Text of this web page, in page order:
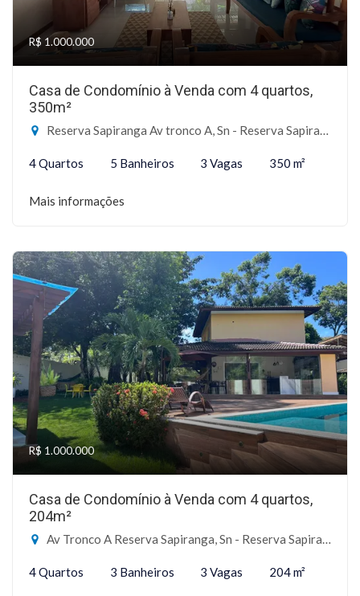
R$ 1.000.000
Casa de Condomínio à Venda com 4 quartos,
350m²
Reserva Sapiranga Av tronco A, Sn - Reserva Sapiranga, Mata de São João-BA
4 Quartos 5 Banheiros 3 Vagas 350 m²
Mais informações
R$ 1.000.000
Casa de Condomínio à Venda com 4 quartos,
204m²
Av Tronco A Reserva Sapiranga, Sn - Reserva Sapiranga, Mata de São João-BA
4 Quartos 3 Banheiros 3 Vagas 204 m²